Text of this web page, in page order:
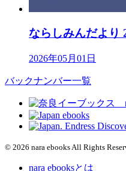
ならしみんだより
2026年05月01日
バックナンバー一覧
© 2026 nara ebooks All Rights
nara ebooksとは